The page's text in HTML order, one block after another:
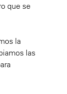
que se
la
las